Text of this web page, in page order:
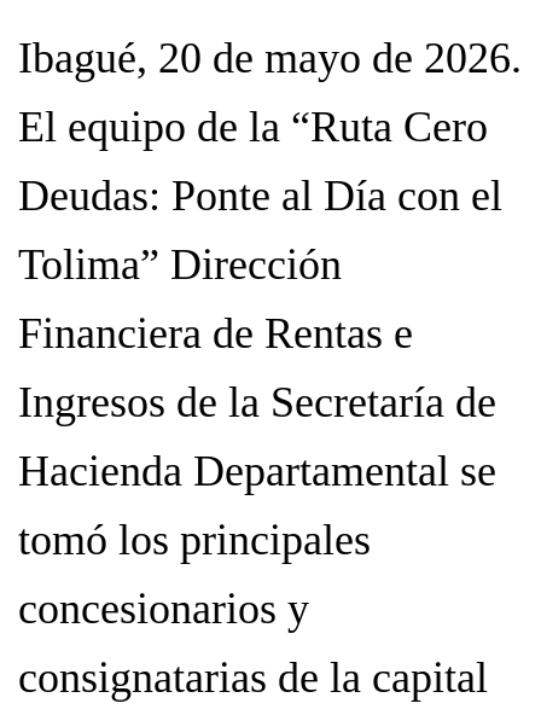
Ibagué, 20 de mayo de 2026.
El equipo de la “Ruta Cero
Deudas: Ponte al Día con el
Tolima” Dirección
Financiera de Rentas e
Ingresos de la Secretaría de
Hacienda Departamental se
tomó los principales
concesionarios y
consignatarias de la capital